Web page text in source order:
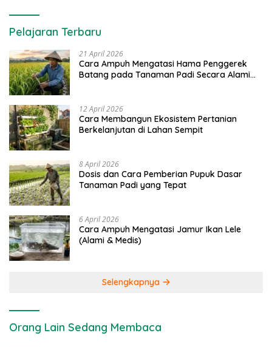
Pelajaran Terbaru
21 April 2026
Cara Ampuh Mengatasi Hama Penggerek
Batang pada Tanaman Padi Secara Alami
12 April 2026
Cara Membangun Ekosistem Pertanian
Berkelanjutan di Lahan Sempit
8 April 2026
Dosis dan Cara Pemberian Pupuk Dasar
Tanaman Padi yang Tepat
6 April 2026
Cara Ampuh Mengatasi Jamur Ikan Lele
(Alami & Medis)
Selengkapnya
Orang Lain Sedang Membaca